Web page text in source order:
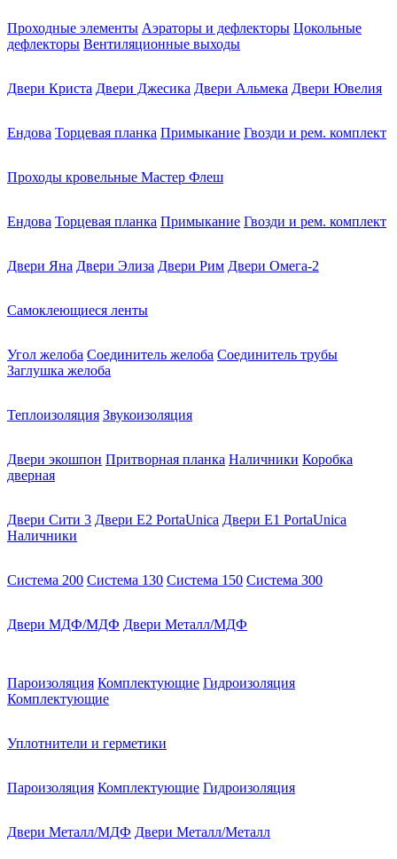
Проходные элементы Аэраторы и дефлекторы Цокольные
дефлекторы Вентиляционные выходы
Двери Криста Двери Джесика Двери Альмека Двери Ювелия
Ендова Торцевая планка Примыкание Гвозди и рем. комплект
Проходы кровельные Мастер Флеш
Ендова Торцевая планка Примыкание Гвозди и рем. комплект
Двери Яна Двери Элиза Двери Рим Двери Омега-2
Самоклеющиеся ленты
Угол желоба Соединитель желоба Соединитель трубы
Заглушка желоба
Теплоизоляция Звукоизоляция
Двери экошпон Притворная планка Наличники Коробка
дверная
Двери Сити 3 Двери E2 PortaUnica Двери E1 PortaUnica
Наличники
Система 200 Система 130 Система 150 Система 300
Двери МДФ/МДФ Двери Металл/МДФ
Пароизоляция Комплектующие Гидроизоляция
Комплектующие
Уплотнители и герметики
Пароизоляция Комплектующие Гидроизоляция
Двери Металл/МДФ Двери Металл/Металл